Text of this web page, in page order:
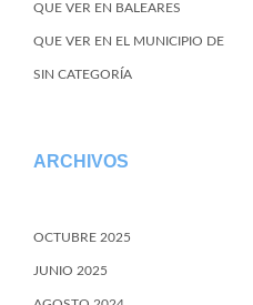
QUE VER EN BALEARES
QUE VER EN EL MUNICIPIO DE
SIN CATEGORÍA
ARCHIVOS
OCTUBRE 2025
JUNIO 2025